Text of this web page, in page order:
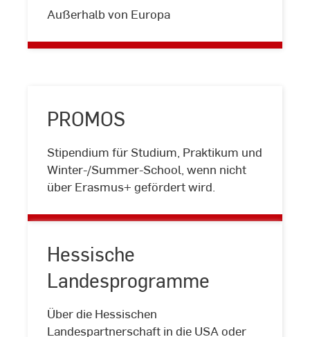
Außerhalb von Europa
/
Intl.
PROMOS
Stipendium für Studium, Praktikum und
Winter-/Summer-School, wenn nicht
über Erasmus+ gefördert wird.
PROMOS
Hessische
Landesprogramme
Über die Hessischen
Landespartnerschaft in die USA oder
Landesprogramme